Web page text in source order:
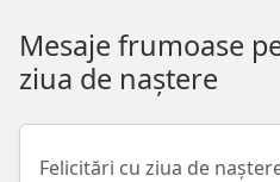
Mesaje frumoase
ziua de naștere
Felicitări cu ziua de